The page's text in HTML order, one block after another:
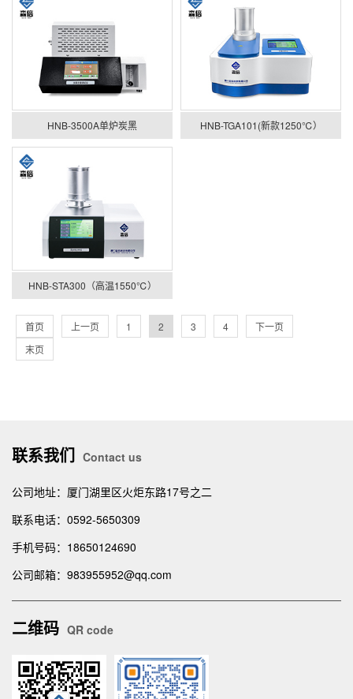
HNB-3500A单炉炭黑 HNB-TGA101(新款1250℃）
HNB-STA300（高温1550℃）
首页 上一页 1 2 3 4
下一页
末页
联系我们 Contact us
公司地址：厦门湖里区火炬东路17号之二
联系电话：0592-5650309
手机号码：18650124690
公司邮箱：983955952@qq.com
二维码 QR code